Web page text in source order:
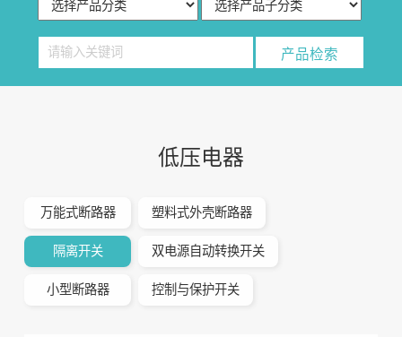
低压电器
万能式断路器 塑料式外壳断路器
隔离开关 双电源自动转换开关
小型断路器 控制与保护开关